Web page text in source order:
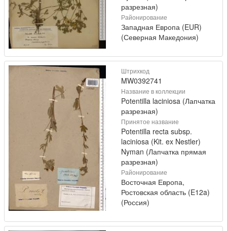
разрезная)
Районирование
Западная Европа (EUR)
(Северная Македония)
Штрихкод
MW0392741
Название в коллекции
Potentilla laciniosa (Лапчатка
разрезная)
Принятое название
Potentilla recta subsp.
laciniosa (Kit. ex Nestler)
Nyman (Лапчатка прямая
разрезная)
Районирование
Восточная Европа,
Ростовская область (E12a)
(Россия)